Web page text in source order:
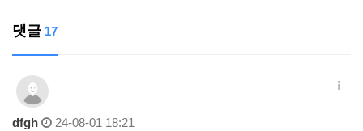
댓글 17
dfgh 24-08-01 18:21